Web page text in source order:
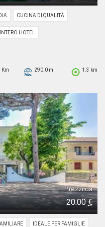
CUCINA DI QUALITÀ
HOTEL
1.3 km
290.0 m
Km
Prezzi da
20.00€
IDEALE PER FAMIGLIE